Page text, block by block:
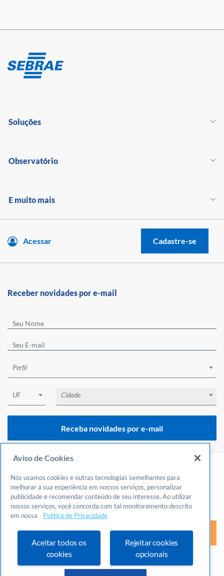
Acesso ao curso
Gostou? Clique abaixo para mais informações!
Acessar
A página será redirecionada para o portal
Soluções
Observatório
E muito mais
Acessar Cadastre-se
Central de Atendimento
0800 570 0800
24 horas por dia
Fale Conosco
Ouvidoria
Definições de cookies
Receber novidades por e-mail
Perfil
UF Cidade
Receba novidades por e-mail
Aviso de Cookies
Nós usamos cookies e outras tecnologias semelhantes para
melhorar a sua experiência em nossos serviços, personalizar
publicidade e recomendar conteúdo de seu interesse. Ao utilizar
nossos serviços, você concorda com tal monitoramento descrito
em nossa
Política de Privacidade
Aceitar todos os
cookies
Rejeitar cookies
opcionais